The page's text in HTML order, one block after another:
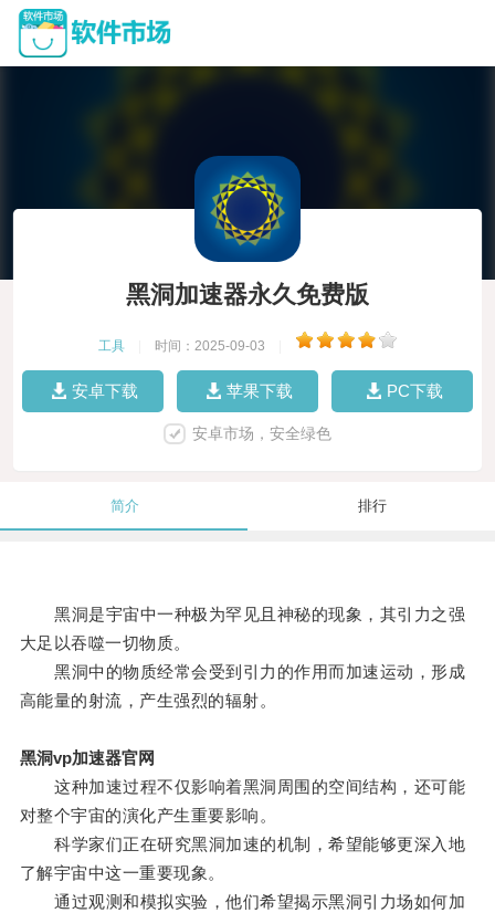
黑洞加速器永久免费版
工具 时间：2025-09-03
安卓下载 苹果下载 PC下载
安卓市场，安全绿色
简介 排行
黑洞是宇宙中一种极为罕见且神秘的现象，其引力之强
大足以吞噬一切物质。
黑洞中的物质经常会受到引力的作用而加速运动，形成
高能量的射流，产生强烈的辐射。
黑洞vp加速器官网
这种加速过程不仅影响着黑洞周围的空间结构，还可能
对整个宇宙的演化产生重要影响。
科学家们正在研究黑洞加速的机制，希望能够更深入地
了解宇宙中这一重要现象。
通过观测和模拟实验，他们希望揭示黑洞引力场如何加